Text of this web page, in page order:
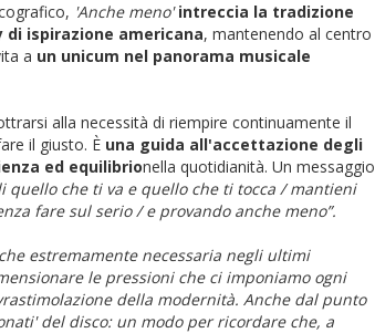
'Anche meno'intreccia la tradizione
di ispirazione americana, mantenendo al centro
a un unicum nel panorama musicale
alla necessità di riempire continuamente il
il giusto. È una guida all'accettazione degli
ed equilibrionella quotidianità. Un messaggio
quello che ti va e quello che ti tocca / mantieni
fare sul serio / e provando anche meno”.
estremamente necessaria negli ultimi
le pressioni che ci imponiamo ogni
della modernità. Anche dal punto
del disco: un modo per ricordare che, a